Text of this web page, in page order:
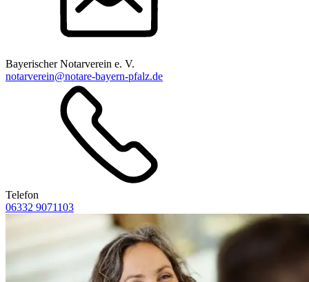
Bayerischer Notarverein e. V.
notarverein@notare-bayern-pfalz.de
Telefon
06332 9071103